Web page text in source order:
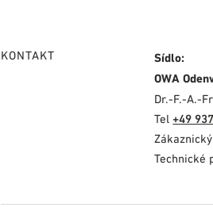
KONTAKT
Sídlo:
OWA
Dr.-F.-A.-
Tel+49
Technické